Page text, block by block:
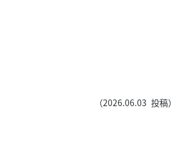
（2026.06.03 投稿）